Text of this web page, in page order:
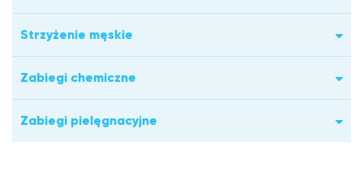
Strzyżenie męskie
Zabiegi chemiczne
Zabiegi pielęgnacyjne